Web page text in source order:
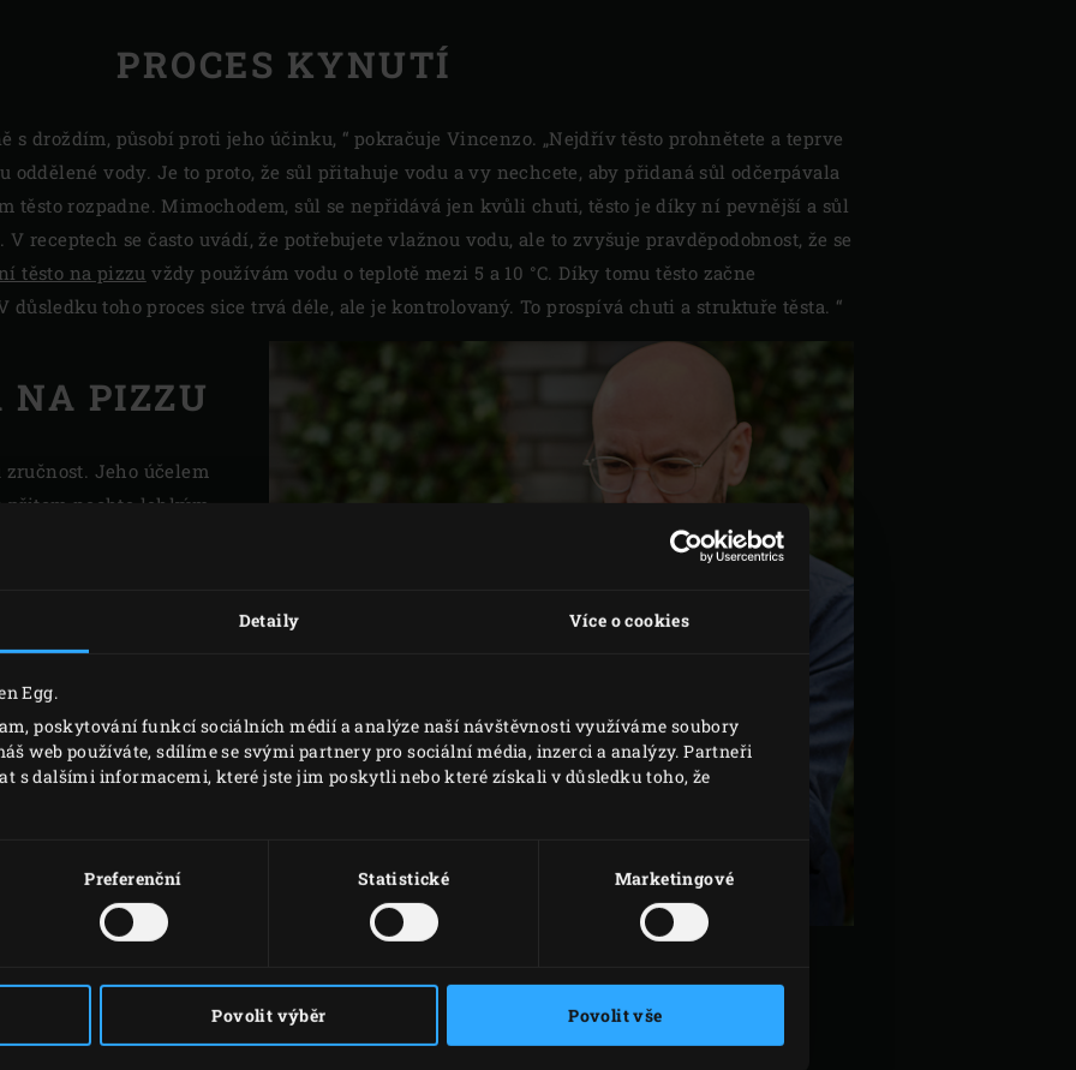
Detaily Více o cookies
Egg.
poskytování funkcí sociálních médií a analýze naší návštěvnosti využíváme soubory
web používáte, sdílíme se svými partnery pro sociální média, inzerci a analýzy. Partneři
s dalšími informacemi, které jste jim poskytli nebo které získali v důsledku toho, že
Preferenční Statistické Marketingové
Povolit výběr Povolit vše
PROCES KYNUTÍ
s droždím, působí proti jeho účinku, “ pokračuje Vincenzo. „Nejdřív těsto prohnětete a teprve
oddělené vody. Je to proto, že sůl přitahuje vodu a vy nechcete, aby přidaná sůl odčerpávala
těsto rozpadne. Mimochodem, sůl se nepřidává jen kvůli chuti, těsto je díky ní pevnější a sůl
receptech se často uvádí, že potřebujete vlažnou vodu, ale to zvyšuje pravděpodobnost, že se
těsto na pizzu vždy používám vodu o teplotě mezi 5 a 10 °C. Díky tomu těsto začne
toho proces sice trvá déle, ale je kontrolovaný. To prospívá chuti a struktuře těsta. “
NA PIZZU
Jeho účelem
přitom nechte lehkým
„Může se stát, že po
vaše těsto stále
„V takovém případě
v míse přikryté
minut hněťte a
o to jde, pěkné
nelepí se. Pokud těsto
bude vám správné
po 15 minutách
A KYNUTÍ TĚSTA
důležité mísu s těstem neprodyšně přikrýt potravinovou fólií, nikdy ne utěrkou. Tímto